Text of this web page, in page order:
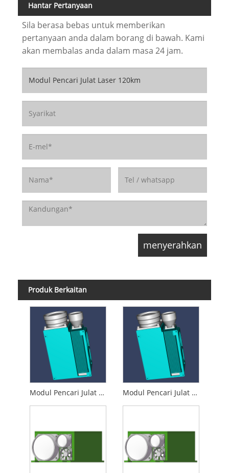
Hantar Pertanyaan
Sila berasa bebas untuk memberikan
pertanyaan anda dalam borang di bawah. Kami
akan membalas anda dalam masa 24 jam.
Produk Berkaitan
Modul Pencari Julat Laser 35km Modul Pencari Julat Laser 50km